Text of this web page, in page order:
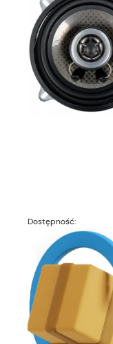
Dostępność:
Cena nie